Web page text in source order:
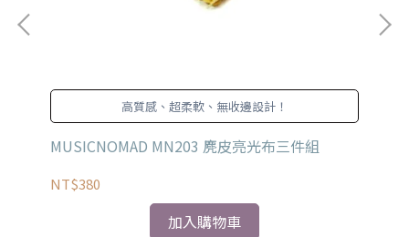
高質感、超柔軟、無收邊設計！
MUSICNOMAD MN203 麂皮亮光布三件組
NT$380
加入購物車